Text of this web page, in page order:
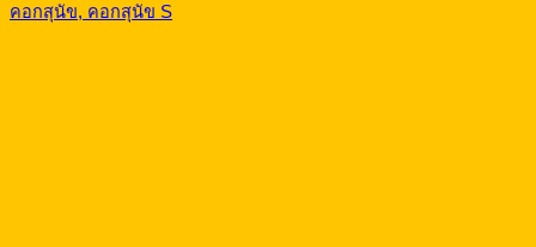
คอกสุนัข, คอกสุนัข S